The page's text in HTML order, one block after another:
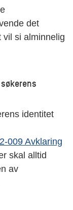
det
vil si alminnelig
identitet
009 Avklaring
skal alltid
av